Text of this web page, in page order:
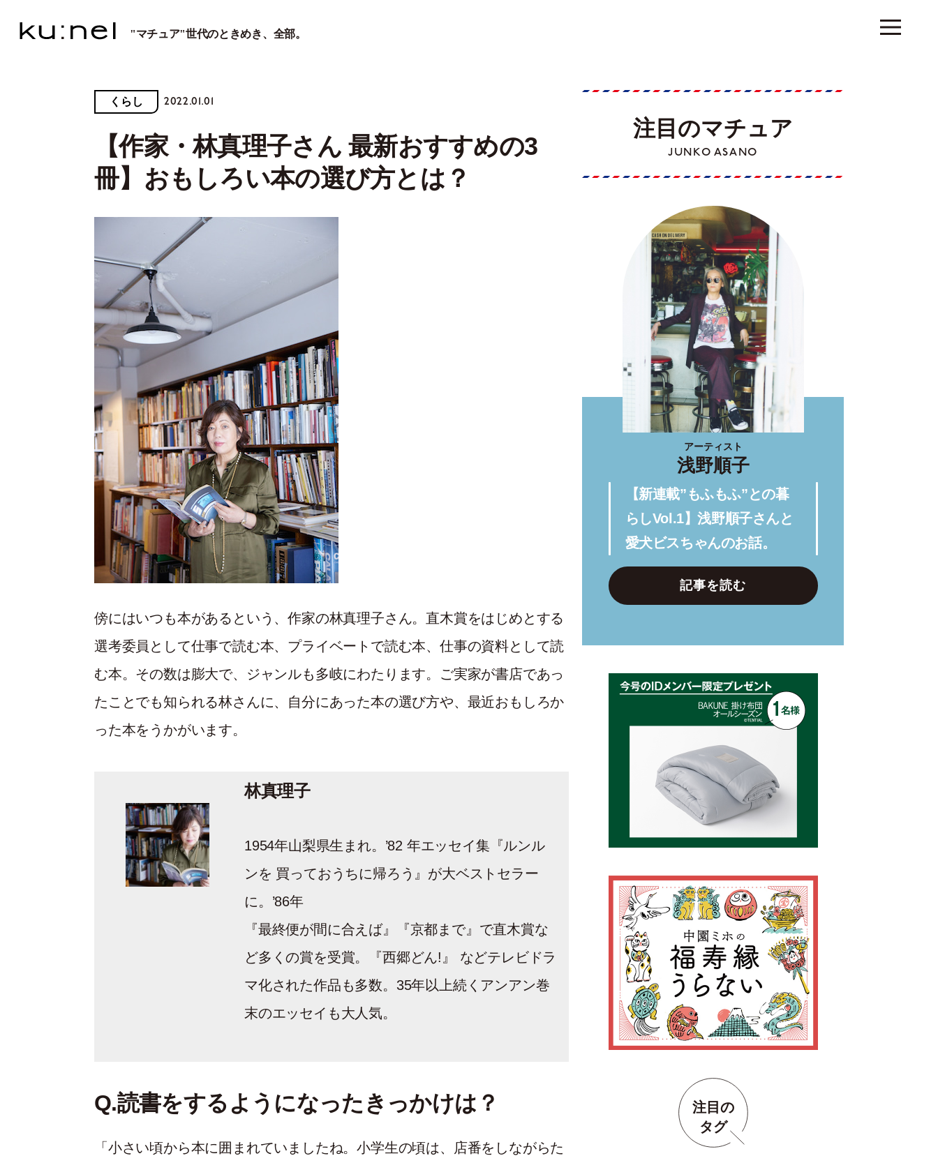
"マチュア"世代のときめき、全部。
くらし 2022.01.01
【作家・林真理子さん 最新おすすめの3
冊】おもしろい本の選び方とは？
傍にはいつも本があるという、作家の林真理子さん。直木賞をはじめとする
選考委員として仕事で読む本、プライベートで読む本、仕事の資料として読
む本。その数は膨大で、ジャンルも多岐にわたります。ご実家が書店であっ
たことでも知られる林さんに、自分にあった本の選び方や、最近おもしろか
った本をうかがいます。
林真理子
1954年山梨県生まれ。’82 年エッセイ集『ルンル
ンを 買っておうちに帰ろう』が大ベストセラー
に。’86年
『最終便が間に合えば』『京都まで』で直木賞な
ど多くの賞を受賞。『西郷どん!』 などテレビドラ
マ化された作品も多数。35年以上続くアンアン巻
末のエッセイも大人気。
Q.読書をするようになったきっかけは？
「小さい頃から本に囲まれていましたね。小学生の頃は、店番をしながらた
注目のマチュア
JUNKO ASANO
アーティスト
浅野順子
【新連載”もふもふ”との暮
らしVol.1】浅野順子さんと
愛犬ビスちゃんのお話。
記事を読む
注目の
タグ